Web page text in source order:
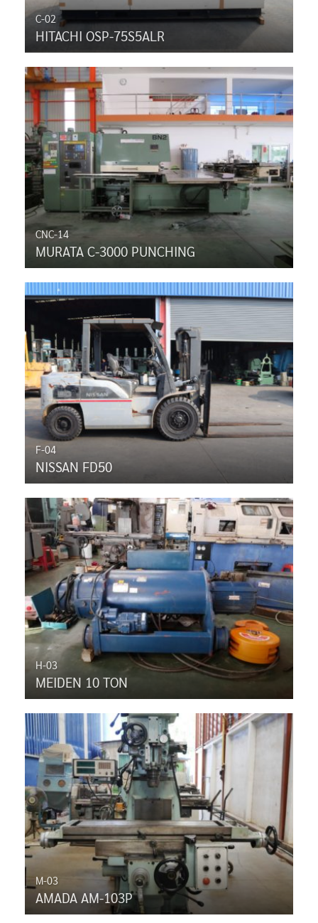
C-02
HITACHI OSP-75S5ALR
CNC-14
MURATA C-3000 PUNCHING
F-04
NISSAN FD50
H-03
MEIDEN 10 TON
M-03
AMADA AM-103P